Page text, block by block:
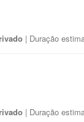
| Duração
| Duração